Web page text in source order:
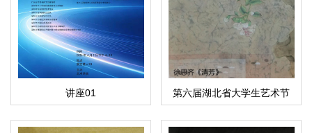
讲座01 第六届湖北省大学生艺术节